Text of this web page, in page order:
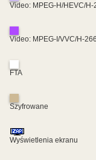
Video: MPEG-H/HEVC/H-
Video: MPEG-I/VVC/H-266
FTA
Szyfrowane
Wyświetlenia ekranu